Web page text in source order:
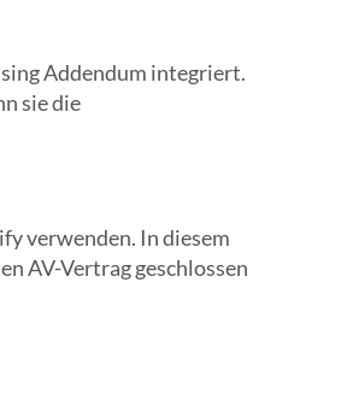
Addendum integriert.
sie die
verwenden. In diesem
AV-Vertrag geschlossen